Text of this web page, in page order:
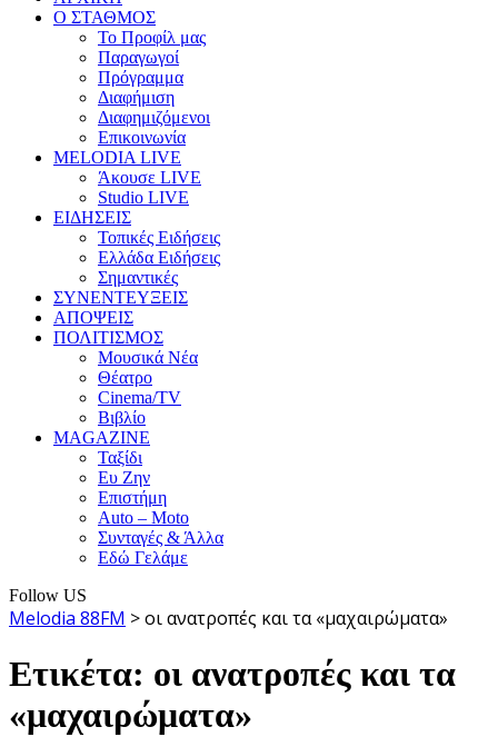
Ο ΣΤΑΘΜΟΣ
Το Προφίλ μας
Παραγωγοί
Πρόγραμμα
Διαφήμιση
Διαφημιζόμενοι
Επικοινωνία
MELODIA LIVE
Άκουσε LIVE
Studio LIVE
ΕΙΔΗΣΕΙΣ
Τοπικές Ειδήσεις
Ελλάδα Ειδήσεις
Σημαντικές
ΣΥΝΕΝΤΕΥΞΕΙΣ
ΑΠΟΨΕΙΣ
ΠΟΛΙΤΙΣΜΟΣ
Μουσικά Νέα
Θέατρο
Cinema/TV
Βιβλίο
MAGAZINE
Ταξίδι
Ευ Ζην
Επιστήμη
Auto – Moto
Συνταγές & Άλλα
Εδώ Γελάμε
Follow US
Melodia 88FM >οι ανατροπές και τα «μαχαιρώματα»
Ετικέτα: οι ανατροπές και τα
«μαχαιρώματα»